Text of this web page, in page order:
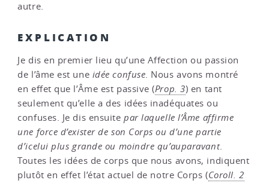
autre.
EXPLICATION
Je dis en premier lieu qu’une Affection ou passion
de l’âme est une idée confuse . Nous avons montré
en effet que l’Âme est passive (Prop. 3) en tant
seulement qu’elle a des idées inadéquates ou
confuses. Je dis ensuitepar laquelle l’Âme affirme
une force d’exister de son Corps ou d’une partie
d’icelui plus grande ou moindre qu’auparavant.
Toutes les idées de corps que nous avons, indiquent
plutôt en effet l’état actuel de notre Corps (Coroll. 2